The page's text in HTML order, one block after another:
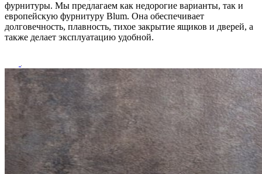
фурнитуры. Мы предлагаем как недорогие варианты, так и
европейскую фурнитуру Blum. Она обеспечивает
долговечность, плавность, тихое закрытие ящиков и дверей, а
также делает эксплуатацию удобной.